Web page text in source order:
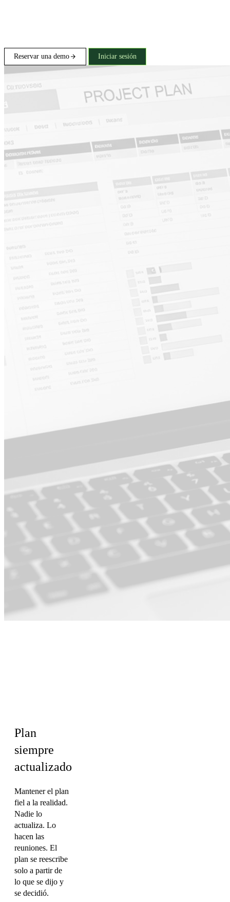
Reservar una demo Iniciar sesión
Plan
siempre
actualizado
Mantener el plan
fiel a la realidad.
Nadie lo
actualiza. Lo
hacen las
reuniones. El
plan se reescribe
solo a partir de
lo que se dijo y
se decidió.